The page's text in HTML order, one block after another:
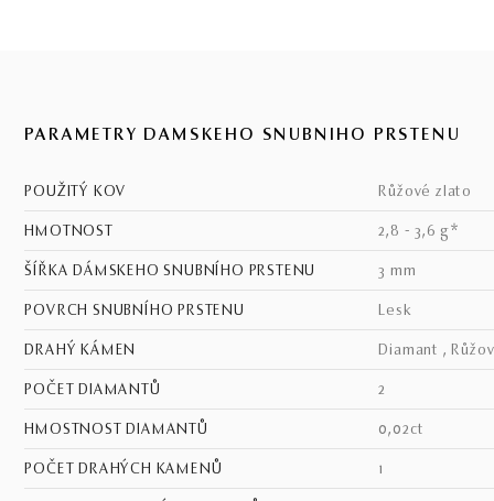
PARAMETRY DÁMSKEHO SNUBNÍHO PRSTENU
POUŽITÝ KOV růžové zlato
HMOTNOST 2,8 - 3,6 g*
ŠÍŘKA DÁMSKEHO SNUBNÍHO PRSTENU 3 mm
POVRCH SNUBNÍHO PRSTENU lesk
DRAHÝ KÁMEN Diamant ,
POČET DIAMANTŮ 2
HMOSTNOST DIAMANTŮ 0,02ct
POČET DRAHÝCH KAMENŮ 1